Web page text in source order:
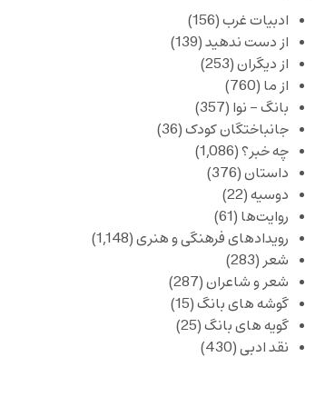
ادبیات غرب(156)
از دست ندهید(139)
از دیگران(253)
از ما (760)
بانگ – نوا (357)
جانباختگان کودک(36)
چه خبر؟(1,086)
داستان(376)
دوسیه(22)
روایت‌ها (61)
رویدادهای فرهنگی و هنری(1,148)
شعر(283)
شعر و شاعران(287)
گوشه های بانگ(15)
گویه های بانگ(25)
نقد ادبی(430)